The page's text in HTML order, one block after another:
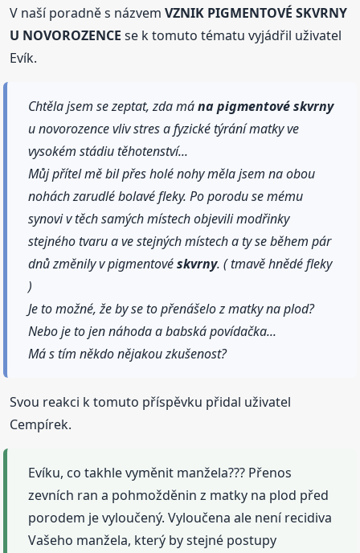
V naší poradně s názvemVZNIK PIGMENTOVÉ SKVRNY
U NOVOROZENCE se k tomuto tématu vyjádřil uživatel
Evík.
Chtěla jsem se zeptat, zda mána pigmentové skvrny
u novorozence vliv stres a fyzické týrání matky ve
vysokém stádiu těhotenství...
Můj přítel mě bil přes holé nohy měla jsem na obou
nohách zarudlé bolavé fleky. Po porodu se mému
synovi v těch samých místech objevili modřinky
stejného tvaru a ve stejných místech a ty se během pár
dnů změnily v pigmentovéskvrny. ( tmavě hnědé fleky
)
Je to možné, že by se to přenášelo z matky na plod?
Nebo je to jen náhoda a babská povídačka...
Má s tím někdo nějakou zkušenost?
Svou reakci k tomuto příspěvku přidal uživatel
Cempírek.
Evíku, co takhle vyměnit manžela??? Přenos
zevních ran a pohmožděnin z matky na plod před
porodem je vyloučený. Vyloučena ale není recidiva
Vašeho manžela, který by stejné postupy